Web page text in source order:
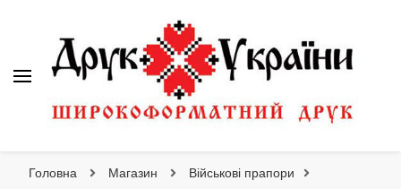
Головна Магазин Військові прапори